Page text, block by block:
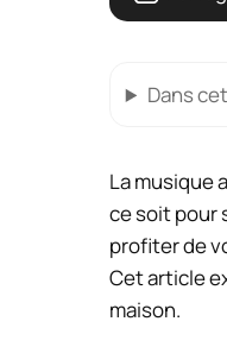
Dans
La musique
ce soit pour
profiter de
Cet article
maison.